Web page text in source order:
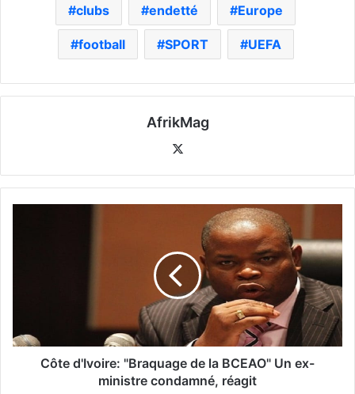
clubs endetté Europe
football SPORT UEFA
AfrikMag
Côte d'Ivoire: "Braquage de la BCEAO" Un ex-
ministre condamné, réagit